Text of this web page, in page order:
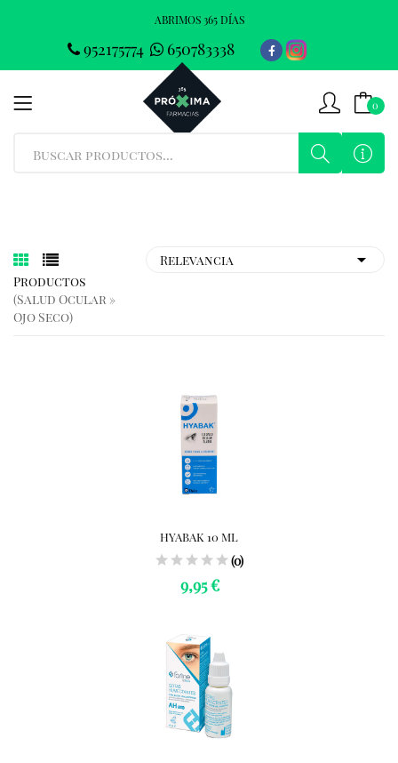
ABRIMOS 365 DÍAS
952175774 650783338
0
Productos
(salud Ocular »
Ojo Seco)
HYABAK 10 ML
(0)
9,95 €